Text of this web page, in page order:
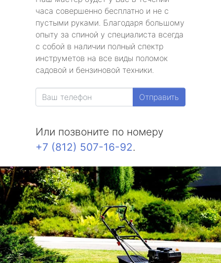
часа совершенно бесплатно и не с
пустыми руками. Благодаря большому
опыту за спиной у специалиста всегда
с собой в наличии полный спектр
инструметов на все виды поломок
садовой и бензиновой техники.
Отправить
Или позвоните по номеру
+7 (812) 507-16-92.